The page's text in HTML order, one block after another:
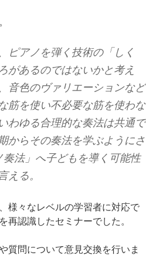
ピアノを弾く技術の「しく
があるのではないかと考え
音色のヴァリエーションなど
筋を使い不必要な筋を使わな
わゆる合理的な奏法は共通で
からその奏法を学ぶようにさ
法」へ子どもを導く可能性
える。
様々なレベルの学習者に対応で
再認識したセミナーでした。
質問について意見交換を行いま